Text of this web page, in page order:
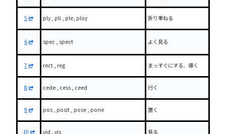
5 ply , pli , ple, ploy 折り重ねる
6 spec , spect よく見る
7 rect , reg まっすぐにする、導く
8 cede , cess , ceed 行く
9 pos , posit , pose , pone 置く
10 vid , vis 見る